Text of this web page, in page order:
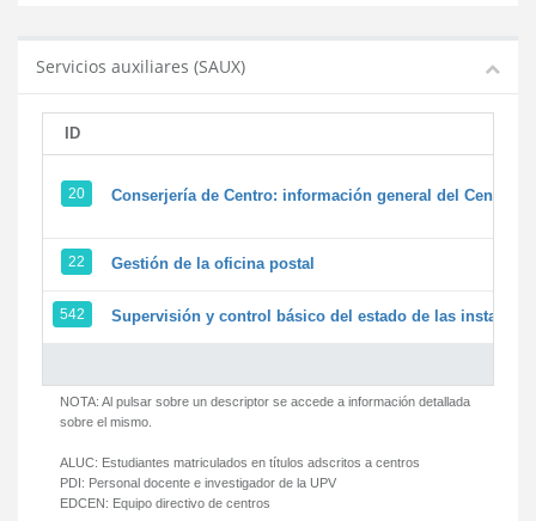
Servicios auxiliares (SAUX)
ID
20 Conserjería de Centro: información general del Centro y
22 Gestión de la oficina postal
542 Supervisión y control básico del estado de las
NOTA: Al pulsar sobre un descriptor se accede a información detallada
sobre el mismo.
ALUC: Estudiantes matriculados en títulos adscritos a centros
PDI: Personal docente e investigador de la UPV
EDCEN: Equipo directivo de centros